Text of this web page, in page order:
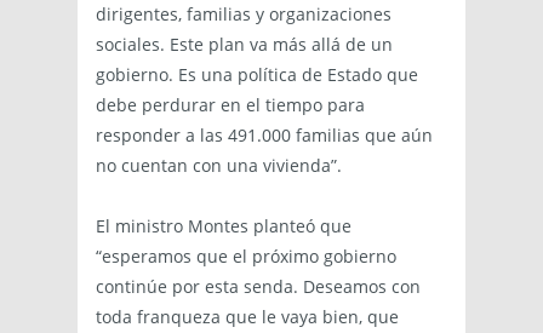
dirigentes, familias y organizaciones
sociales. Este plan va más allá de un
gobierno. Es una política de Estado que
debe perdurar en el tiempo para
responder a las 491.000 familias que aún
no cuentan con una vivienda”.
El ministro Montes planteó que
“esperamos que el próximo gobierno
continúe por esta senda. Deseamos con
toda franqueza que le vaya bien, que